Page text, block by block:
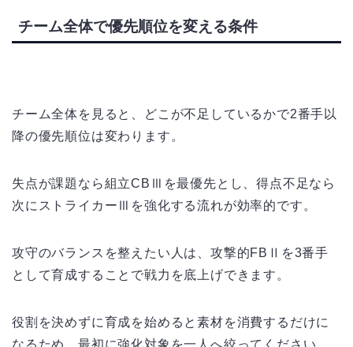
チーム全体で優先順位を変える条件
チーム全体を見ると、どこが不足しているかで2番手以
降の優先順位は変わります。
失点が課題なら組立CBⅢを最優先とし、得点不足なら
次にストライカーⅢを強化する流れが効率的です。
攻守のバランスを整えたい人は、攻撃的FBⅡを3番手
として育成することで戦力を底上げできます。
役割を決めずに育成を始めると素材を消費するだけに
なるため、最初に強化対象を一人へ絞ってください。